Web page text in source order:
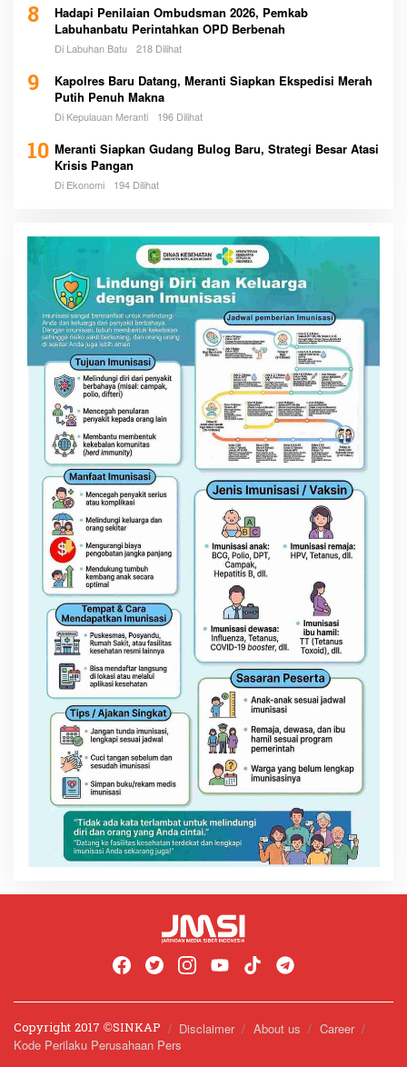
8
Hadapi Penilaian Ombudsman 2026, Pemkab
Labuhanbatu Perintahkan OPD Berbenah
Di Labuhan Batu 218 Dilihat
9
Kapolres Baru Datang, Meranti Siapkan Ekspedisi Merah
Putih Penuh Makna
Di Kepulauan Meranti 196 Dilihat
10 Meranti Siapkan Gudang Bulog Baru, Strategi Besar Atasi
Krisis Pangan
Di Ekonomi 194 Dilihat
Copyright 2017 ©️SINKAP Disclaimer About us
Career
Kode Perilaku Perusahaan Pers